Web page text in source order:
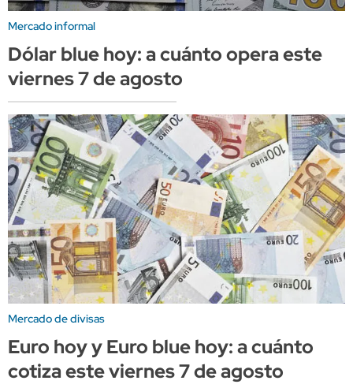
Mercado informal
Dólar blue hoy: a cuánto opera este
viernes 7 de agosto
Mercado de divisas
Euro hoy y Euro blue hoy: a cuánto
cotiza este viernes 7 de agosto